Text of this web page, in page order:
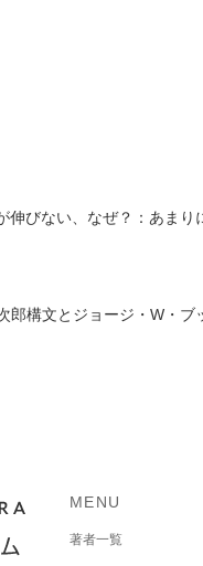
伸びない、なぜ？：あまり
郎構文とジョージ・W・
MENU
著者一覧